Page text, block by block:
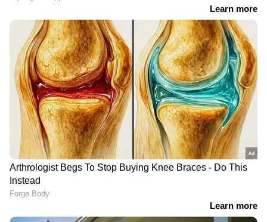
നാട്ടുകാരുടെ ആവശ്യം. എന്നാല്‍ അതിരപ്പിള്ളി
മേഖലയില്‍നിന്ന് ആനകള്‍ പാലപ്പിള്ളിയിൽ
എത്തിയതുമായി വനപാലകര്‍ക്ക്
സ്ഥിരീകരണമില്ല.
LATEST VIDEOS
ഒളിവിലിരിക്കുന്ന അർജുൻ
ആയങ്കി പാലിയേക്കര ടോൾ
കടക്കുന്നതിന്റെ ദൃശ്യങ്ങൾ പുറത്ത്